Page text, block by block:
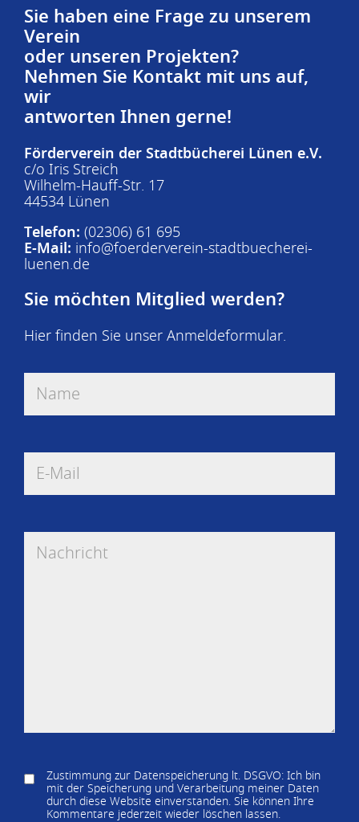
Sie haben eine Frage zu unserem
Verein
oder unseren Projekten?
Nehmen Sie Kontakt mit uns auf,
wir
antworten Ihnen gerne!
Förderverein der Stadtbücherei Lünen e.V.
c/o Iris Streich
Wilhelm-Hauff-Str. 17
44534 Lünen
Telefon: (02306) 61 695
E-Mail: info@foerderverein-stadtbuecherei-
luenen.de
Sie möchten Mitglied werden?
Hier finden Sie unserAnmeldeformular.
Zustimmung zur Datenspeicherung lt. DSGVO: Ich bin
mit der Speicherung und Verarbeitung meiner Daten
durch diese Website einverstanden. Sie können Ihre
Kommentare jederzeit wieder löschen lassen.